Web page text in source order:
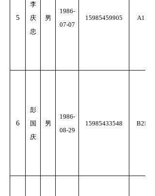
5
李
庆
忠
男
1986-
07-07
15985459905 A1E
6
彭
国
庆
男
1986-
08-29
15985433548 B2D